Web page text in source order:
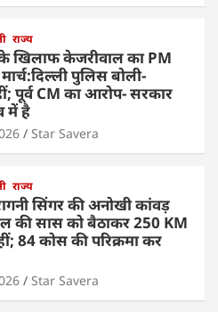
राज्य
के खिलाफ केजरीवाल का PM
पुलिस बोली-
पूर्व CM का आरोप- सरकार
में है
Star Savera
राज्य
सिंगर की अनोखी कांवड़
की सास को बैठाकर 250 KM
84 कोस की परिक्रमा कर
Star Savera